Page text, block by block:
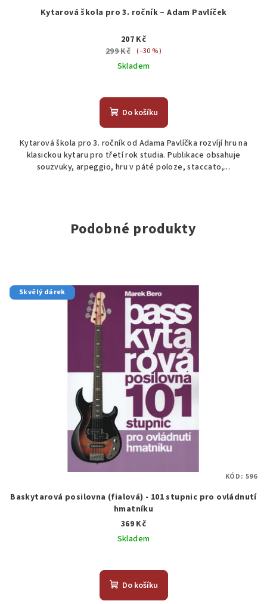
Kytarová škola pro 3. ročník – Adam Pavlíček
207 Kč
299 Kč (–30 %)
Skladem
Do košíku
Kytarová škola pro 3. ročník od Adama Pavlíčka rozvíjí hru na
klasickou kytaru pro třetí rok studia. Publikace obsahuje
souzvuky, arpeggio, hru v páté poloze, staccato,...
Podobné produkty
Skvělý dárek
Baskytarová posilovna (fialová) - 101 stupnic pro ovládnutí
hmatníku
369 Kč
Skladem
hodnocení
produktu
Do košíku
KÓD: 596